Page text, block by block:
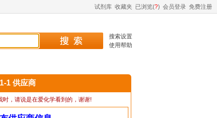
试剂库 收藏夹 已浏览(?) 会员登录 免费注册
搜索设置
使用帮助
1 供应商
时，请说是在爱化学看到的，谢谢!